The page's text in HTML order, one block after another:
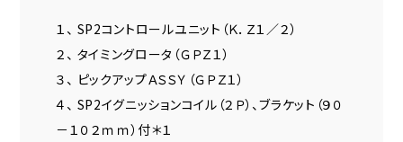
１、 SP2コントロールユニット（Ｋ．Ｚ１／２）
２、 タイミングロータ（ＧＰＺ１）
３、 ピックアップＡＳＳＹ（ＧＰＺ１）
４、 SP2イグニッションコイル（２Ｐ）、ブラケット（９０
－１０２ｍｍ）付＊１